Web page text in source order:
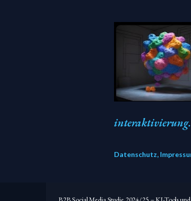
Datenschutz,